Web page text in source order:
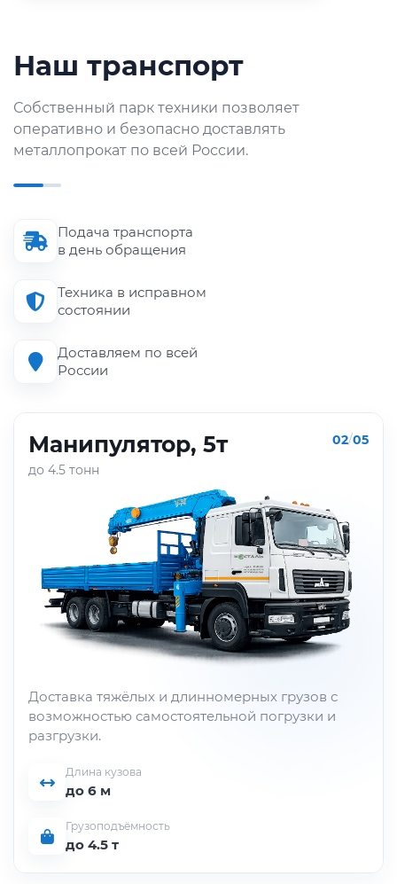
Наш транспорт
Собственный парк техники позволяет
оперативно и безопасно доставлять
металлопрокат по всей России.
Подача транспорта
в день обращения
Техника в исправном
состоянии
Доставляем по всей
России
Манипулятор, 5т
до 4.5 тонн
02/05
Доставка тяжёлых и длинномерных грузов с
возможностью самостоятельной погрузки и
разгрузки.
Длина кузова
до 6 м
Грузоподъёмность
до 4.5 т